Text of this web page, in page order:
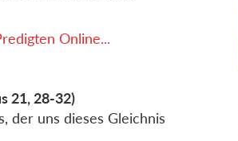
Online...
21, 28-32)
der uns dieses Gleichnis